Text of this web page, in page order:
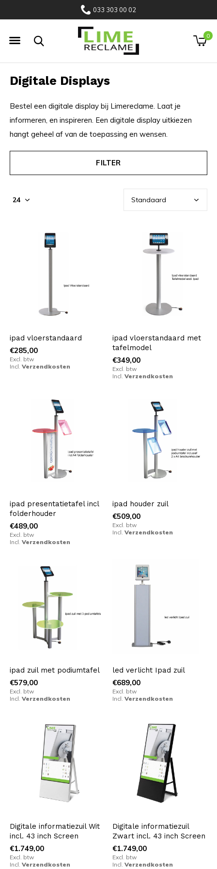
033 303 00 02
0
Digitale Displays
Bestel een digitale display bij Limereclame. Laat je
informeren, en inspireren. Een digitale display uitkiezen
hangt geheel af van de toepassing en wensen.
FILTER
ipad vloerstandaard
€285,00
Excl. btw
Incl. Verzendkosten
ipad vloerstandaard met
tafelmodel
€349,00
Excl. btw
Incl. Verzendkosten
ipad presentatietafel incl
folderhouder
€489,00
Excl. btw
Incl. Verzendkosten
ipad houder zuil
€509,00
Excl. btw
Incl. Verzendkosten
ipad zuil met podiumtafel
€579,00
Excl. btw
Incl. Verzendkosten
led verlicht Ipad zuil
€689,00
Excl. btw
Incl. Verzendkosten
Digitale informatiezuil Wit
incl. 43 inch Screen
€1.749,00
Excl. btw
Incl. Verzendkosten
Digitale informatiezuil
Zwart incl. 43 inch Screen
€1.749,00
Excl. btw
Incl. Verzendkosten